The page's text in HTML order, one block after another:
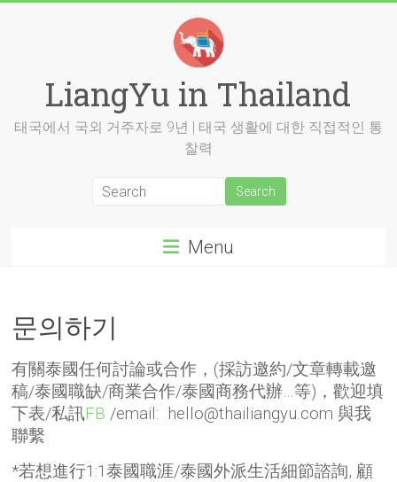
LiangYu in Thailand
태국에서 국외 거주자로 9년 | 태국 생활에 대한 직접적인 통
찰력
Menu
문의하기
有關泰國任何討論或合作，(採訪邀約/文章轉載邀
稿/泰國職缺/商業合作/泰國商務代辦…等)，歡迎填
下表/私訊FB /email: hello@thailiangyu.com 與我
聯繫
*若想進行1:1泰國職涯/泰國外派生活細節諮詢, 顧